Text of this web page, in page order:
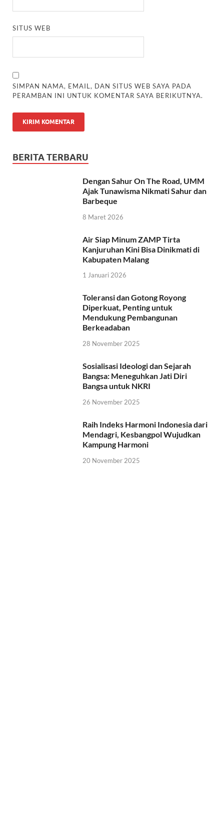
SITUS WEB
SIMPAN NAMA, EMAIL, DAN SITUS WEB SAYA PADA
PERAMBAN INI UNTUK KOMENTAR SAYA BERIKUTNYA.
BERITA TERBARU
Dengan Sahur On The Road, UMM
Ajak Tunawisma Nikmati Sahur dan
Barbeque
8 Maret 2026
Air Siap Minum ZAMP Tirta
Kanjuruhan Kini Bisa Dinikmati di
Kabupaten Malang
1 Januari 2026
Toleransi dan Gotong Royong
Diperkuat, Penting untuk
Mendukung Pembangunan
Berkeadaban
28 November 2025
Sosialisasi Ideologi dan Sejarah
Bangsa: Meneguhkan Jati Diri
Bangsa untuk NKRI
26 November 2025
Raih Indeks Harmoni Indonesia dari
Mendagri, Kesbangpol Wujudkan
Kampung Harmoni
20 November 2025